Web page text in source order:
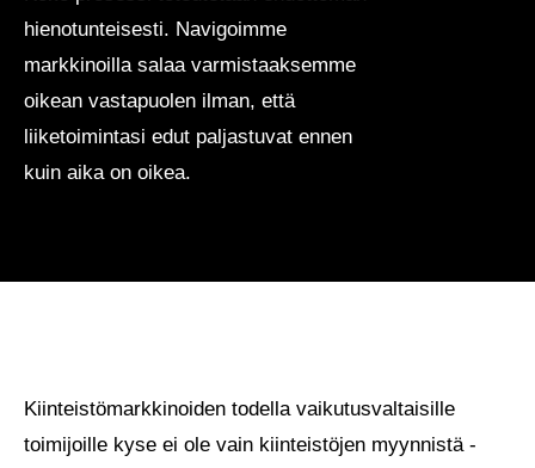
hienotunteisesti. Navigoimme
markkinoilla salaa varmistaaksemme
oikean vastapuolen ilman, että
liiketoimintasi edut paljastuvat ennen
kuin aika on oikea.
01/03
Kiinteistömarkkinoiden todella vaikutusvaltaisille
toimijoille kyse ei ole vain kiinteistöjen myynnistä -